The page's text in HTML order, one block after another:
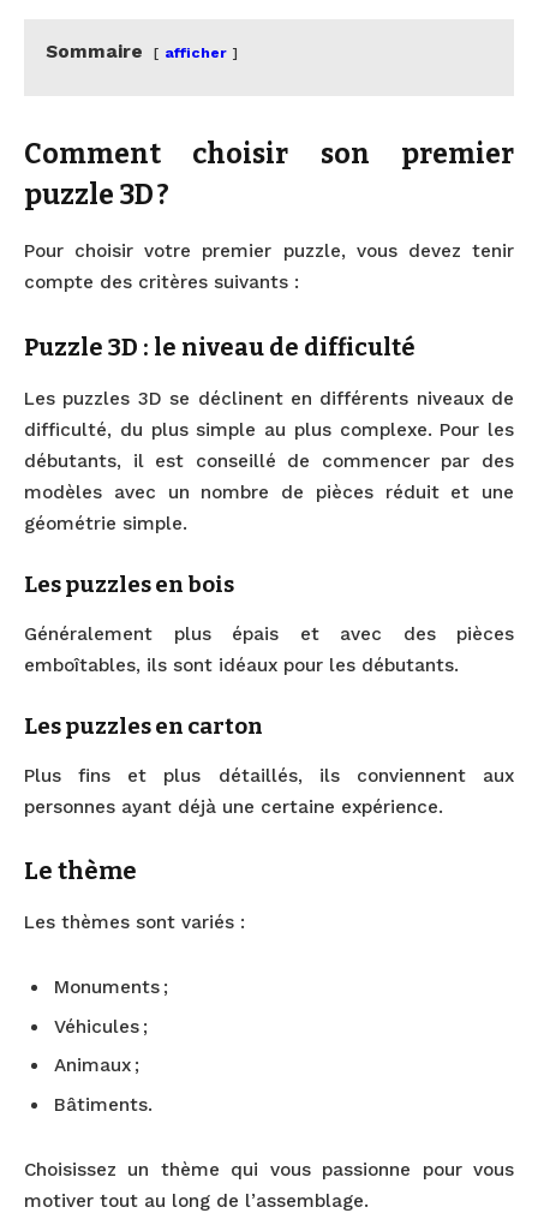
Sommaire afficher
Comment choisir son premier
puzzle 3D ?
Pour choisir votre premier puzzle, vous devez tenir
compte des critères suivants :
Puzzle 3D : le niveau de difficulté
Les puzzles 3D se déclinent en différents niveaux de
difficulté, du plus simple au plus complexe. Pour les
débutants, il est conseillé de commencer par des
modèles avec un nombre de pièces réduit et une
géométrie simple.
Les puzzles en bois
Généralement plus épais et avec des pièces
emboîtables, ils sont idéaux pour les débutants.
Les puzzles en carton
Plus fins et plus détaillés, ils conviennent aux
personnes ayant déjà une certaine expérience.
Le thème
Les thèmes sont variés :
Monuments ;
Véhicules ;
Animaux ;
Bâtiments.
Choisissez un thème qui vous passionne pour vous
motiver tout au long de l’assemblage.